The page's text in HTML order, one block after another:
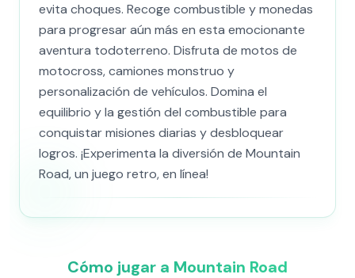
evita choques. Recoge combustible y monedas
para progresar aún más en esta emocionante
aventura todoterreno. Disfruta de motos de
motocross, camiones monstruo y
personalización de vehículos. Domina el
equilibrio y la gestión del combustible para
conquistar misiones diarias y desbloquear
logros. ¡Experimenta la diversión de Mountain
Road, un juego retro, en línea!
Cómo jugar a Mountain Road